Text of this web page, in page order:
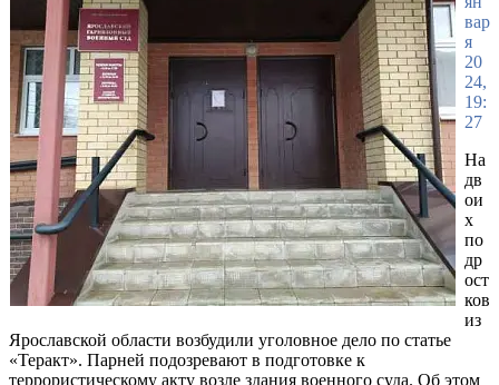
вар
я
20
24,
19:
27
На
дв
ои
х
по
др
ост
ков
из
Ярославской области возбудили уголовное дело по статье
«Теракт». Парней подозревают в подготовке к
террористическому акту возле здания военного суда. Об этом